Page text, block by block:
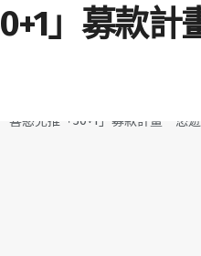
」募款